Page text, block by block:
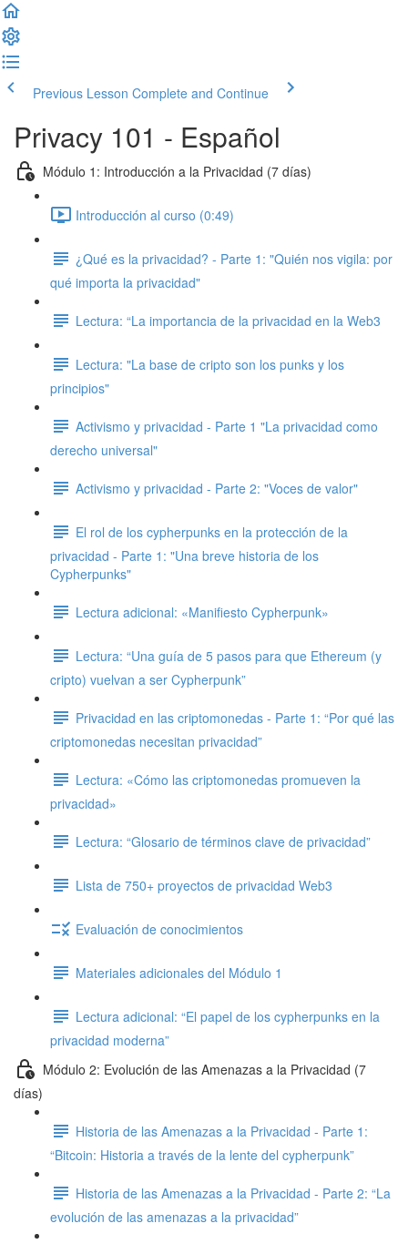
Previous Lesson Complete and Continue
Privacy 101 - Español
Módulo 1: Introducción a la Privacidad (7 días)
Introducción al curso (0:49)
¿Qué es la privacidad? - Parte 1: "Quién nos vigila: por
qué importa la privacidad"
Lectura: “La importancia de la privacidad en la Web3
Lectura: "La base de cripto son los punks y los
principios"
Activismo y privacidad - Parte 1 "La privacidad como
derecho universal"
Activismo y privacidad - Parte 2: "Voces de valor"
El rol de los cypherpunks en la protección de la
privacidad - Parte 1: "Una breve historia de los
Cypherpunks"
Lectura adicional: «Manifiesto Cypherpunk»
Lectura: “Una guía de 5 pasos para que Ethereum (y
cripto) vuelvan a ser Cypherpunk”
Privacidad en las criptomonedas - Parte 1: “Por qué las
criptomonedas necesitan privacidad”
Lectura: «Cómo las criptomonedas promueven la
privacidad»
Lectura: “Glosario de términos clave de privacidad”
Lista de 750+ proyectos de privacidad Web3
Evaluación de conocimientos
Materiales adicionales del Módulo 1
Lectura adicional: “El papel de los cypherpunks en la
privacidad moderna”
Módulo 2: Evolución de las Amenazas a la Privacidad (7
días)
Historia de las Amenazas a la Privacidad - Parte 1:
“Bitcoin: Historia a través de la lente del cypherpunk”
Historia de las Amenazas a la Privacidad - Parte 2: “La
evolución de las amenazas a la privacidad”